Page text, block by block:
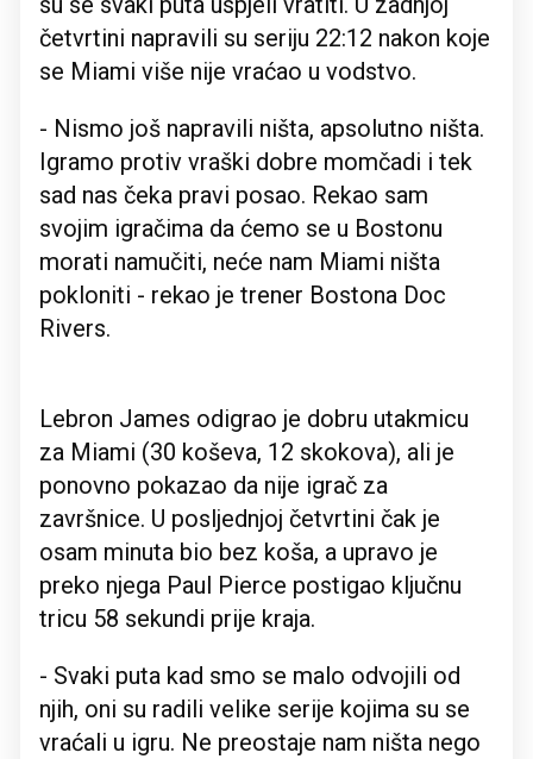
četvrtini napravili su seriju 22:12 nakon koje
se Miami više nije vraćao u vodstvo.
- Nismo još napravili ništa, apsolutno ništa.
Igramo protiv vraški dobre momčadi i tek
sad nas čeka pravi posao. Rekao sam
svojim igračima da ćemo se u Bostonu
morati namučiti, neće nam Miami ništa
pokloniti - rekao je trener Bostona Doc
Rivers.
Lebron James odigrao je dobru utakmicu
za Miami (30 koševa, 12 skokova), ali je
ponovno pokazao da nije igrač za
završnice. U posljednjoj četvrtini čak je
osam minuta bio bez koša, a upravo je
preko njega Paul Pierce postigao ključnu
tricu 58 sekundi prije kraja.
- Svaki puta kad smo se malo odvojili od
njih, oni su radili velike serije kojima su se
vraćali u igru. Ne preostaje nam ništa nego